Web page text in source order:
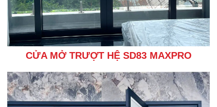
CỬA MỞ TRƯỢT HỆ SD83 MAXPRO